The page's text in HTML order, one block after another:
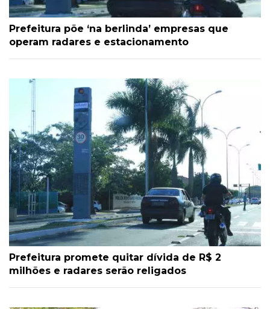
Prefeitura põe ‘na berlinda’ empresas que
operam radares e estacionamento
Prefeitura promete quitar dívida de R$ 2
milhões e radares serão religados